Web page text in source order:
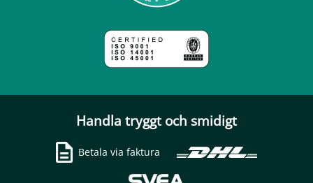
Handla tryggt och smidigt
Betala via faktura